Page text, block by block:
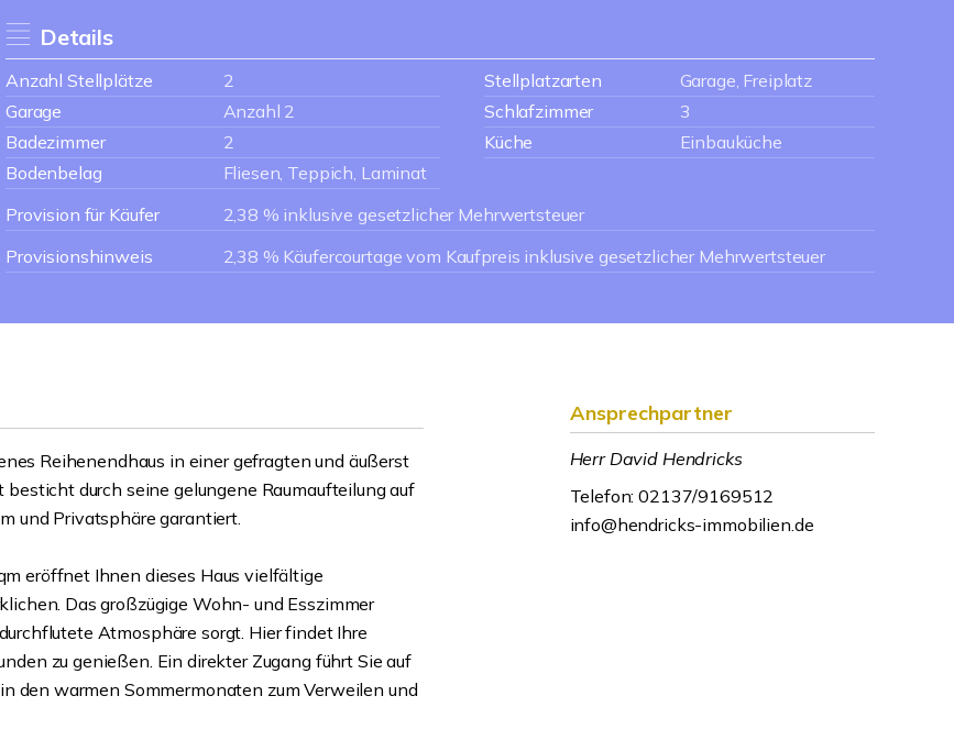
Details
Anzahl Stellplätze 2 Stellplatzarten
Garage, Freiplatz
Garage
Anzahl 2 Schlafzimmer
3
Badezimmer
2 Küche
Einbauküche
Bodenbelag
Fliesen, Teppich, Laminat
Provision für Käufer
2,38 % inklusive gesetzlicher Mehrwertsteuer
Provisionshinweis
2,38 % Käufercourtage vom Kaufpreis inklusive gesetzlicher Mehrwertsteuer
Reihenendhaus in einer gefragten und äußerst
durch seine gelungene Raumaufteilung auf
und Privatsphäre garantiert.
eröffnet Ihnen dieses Haus vielfältige
Das großzügige Wohn- und Esszimmer
Atmosphäre sorgt. Hier findet Ihre
zu genießen. Ein direkter Zugang führt Sie auf
den warmen Sommermonaten zum Verweilen und
Ansprechpartner
Herr David Hendricks
Telefon: 02137/9169512
info@hendricks-immobilien.de